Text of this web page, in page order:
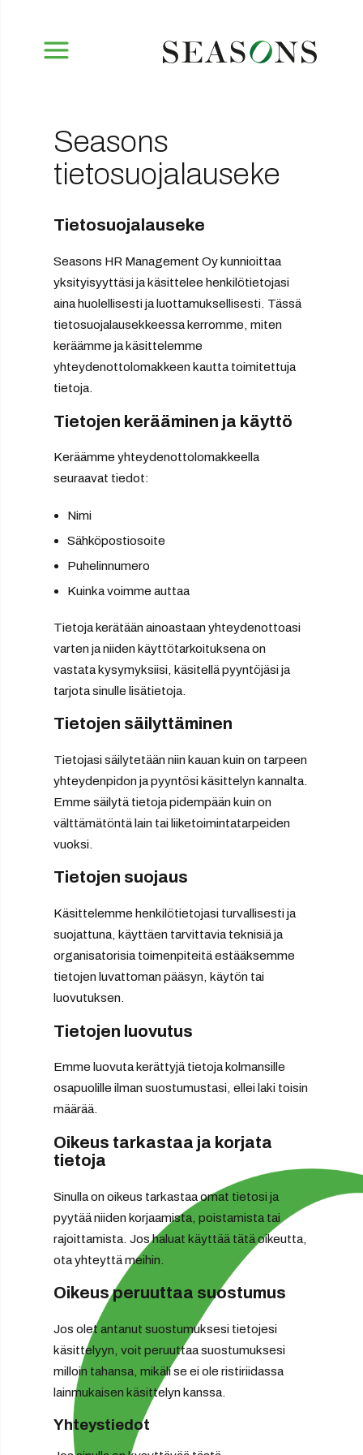
Seasons
tietosuojalauseke
Tietosuojalauseke
Seasons HR Management Oy kunnioittaa
yksityisyyttäsi ja käsittelee henkilötietojasi
aina huolellisesti ja luottamuksellisesti. Tässä
tietosuojalausekkeessa kerromme, miten
keräämme ja käsittelemme
yhteydenottolomakkeen kautta toimitettuja
tietoja.
Tietojen kerääminen ja käyttö
Keräämme yhteydenottolomakkeella
seuraavat tiedot:
Nimi
Sähköpostiosoite
Puhelinnumero
Kuinka voimme auttaa
Tietoja kerätään ainoastaan yhteydenottoasi
varten ja niiden käyttötarkoituksena on
vastata kysymyksiisi, käsitellä pyyntöjäsi ja
tarjota sinulle lisätietoja.
Tietojen säilyttäminen
Tietojasi säilytetään niin kauan kuin on tarpeen
yhteydenpidon ja pyyntösi käsittelyn kannalta.
Emme säilytä tietoja pidempään kuin on
välttämätöntä lain tai liiketoimintatarpeiden
vuoksi.
Tietojen suojaus
Käsittelemme henkilötietojasi turvallisesti ja
suojattuna, käyttäen tarvittavia teknisiä ja
organisatorisia toimenpiteitä estääksemme
tietojen luvattoman pääsyn, käytön tai
luovutuksen.
Tietojen luovutus
Emme luovuta kerättyjä tietoja kolmansille
osapuolille ilman suostumustasi, ellei laki toisin
määrää.
Oikeus tarkastaa ja korjata
tietoja
Sinulla on oikeus tarkastaa omat tietosi ja
pyytää niiden korjaamista, poistamista tai
rajoittamista. Jos haluat käyttää tätä oikeutta,
ota yhteyttä meihin.
Oikeus peruuttaa suostumus
Jos olet antanut suostumuksesi tietojesi
käsittelyyn, voit peruuttaa suostumuksesi
milloin tahansa, mikäli se ei ole ristiriidassa
lainmukaisen käsittelyn kanssa.
Yhteystiedot